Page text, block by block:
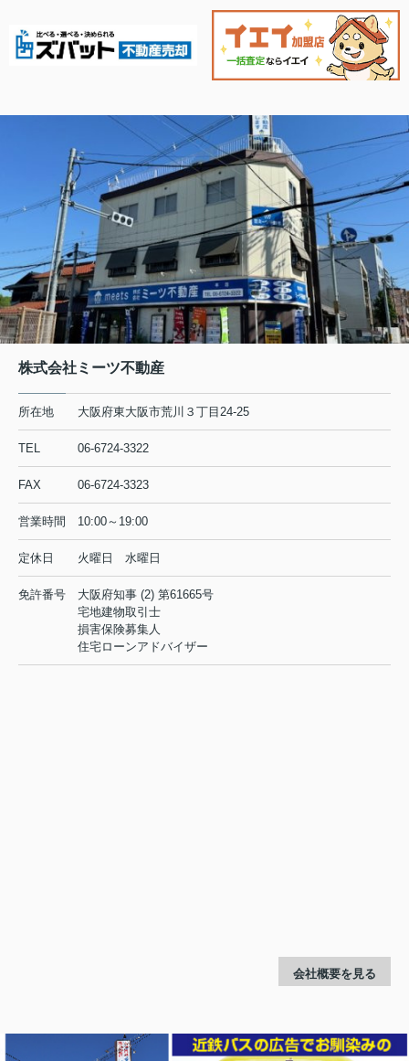
株式会社ミーツ不動産
所在地 大阪府東大阪市荒川３丁目24-25
TEL 06-6724-3322
FAX 06-6724-3323
営業時間 10:00～19:00
定休日 火曜日 水曜日
免許番号
大阪府知事 (2) 第61665号
宅地建物取引士
損害保険募集人
住宅ローンアドバイザー
会社概要を見る